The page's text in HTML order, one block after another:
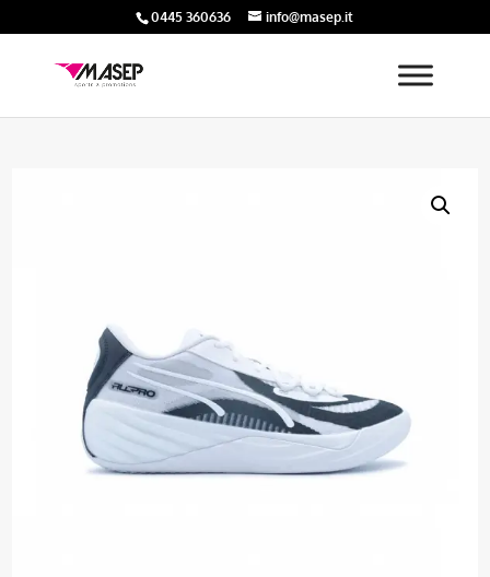
0445 360636 info@masep.it